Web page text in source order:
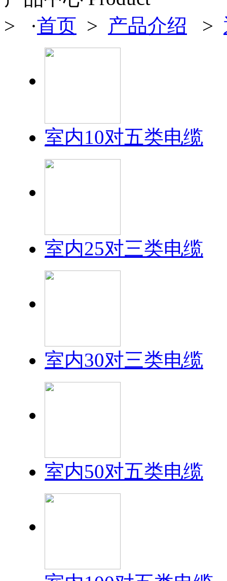
> ·首页 > 产品介绍 >
室内10对五类电缆
室内25对三类电缆
室内30对三类电缆
室内50对五类电缆